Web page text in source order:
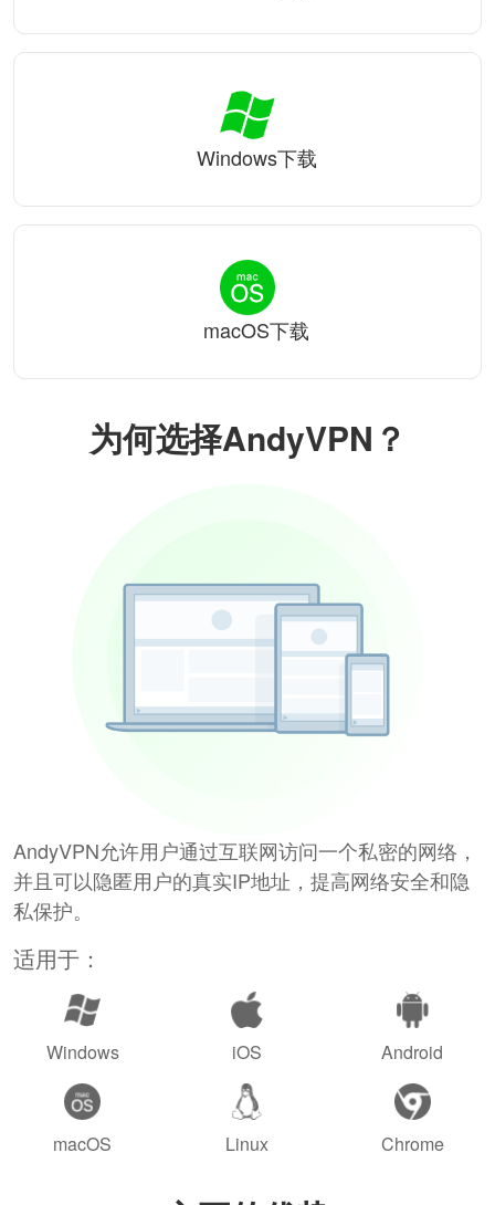
为何选择AndyVPN？
AndyVPN允许用户通过互联网访问一个私密的网络，
并且可以隐匿用户的真实IP地址，提高网络安全和隐
私保护。
适用于：
Windows iOS Android
macOS Linux Chrome
Windows下载
macOS下载